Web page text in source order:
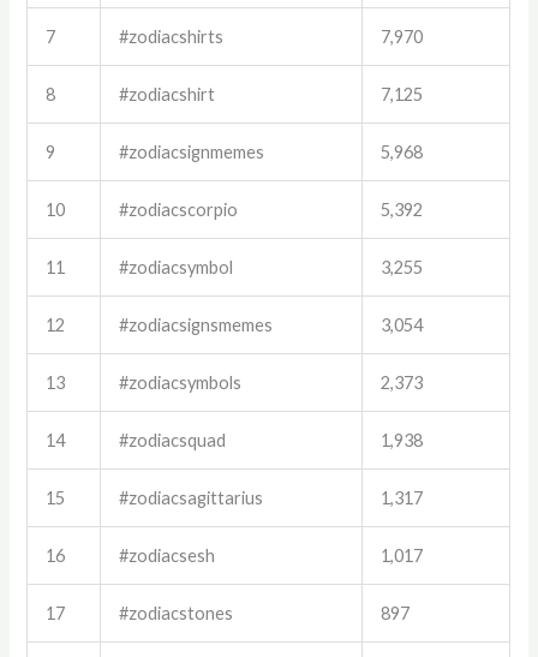
7 #zodiacshirts 7,970
8 #zodiacshirt 7,125
9 #zodiacsignmemes 5,968
10 #zodiacscorpio 5,392
11 #zodiacsymbol 3,255
12 #zodiacsignsmemes 3,054
13 #zodiacsymbols 2,373
14 #zodiacsquad 1,938
15 #zodiacsagittarius 1,317
16 #zodiacsesh 1,017
17 #zodiacstones 897